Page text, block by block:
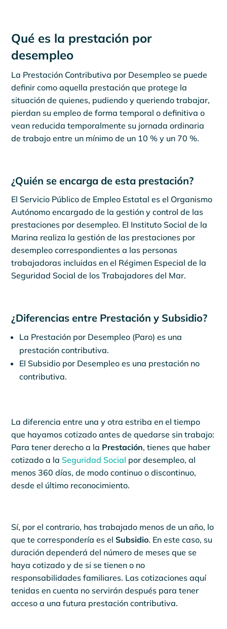
Qué es la prestación por
desempleo
La Prestación Contributiva por Desempleo se puede
definir como aquella prestación que protege la
situación de quienes, pudiendo y queriendo trabajar,
pierdan su empleo de forma temporal o definitiva o
vean reducida temporalmente su jornada ordinaria
de trabajo entre un mínimo de un 10 % y un 70 %.
¿Quién se encarga de esta prestación?
El Servicio Público de Empleo Estatal es el Organismo
Autónomo encargado de la gestión y control de las
prestaciones por desempleo. El Instituto Social de la
Marina realiza la gestión de las prestaciones por
desempleo correspondientes a las personas
trabajadoras incluidas en el Régimen Especial de la
Seguridad Social de los Trabajadores del Mar.
¿Diferencias entre Prestación y Subsidio?
La Prestación por Desempleo (Paro) es una
prestación contributiva.
El Subsidio por Desempleo es una prestación no
contributiva.
La diferencia entre una y otra estriba en el tiempo
que hayamos cotizado antes de quedarse sin trabajo:
Para tener derecho a la Prestación, tienes que haber
cotizado a la Seguridad Social por desempleo, al
menos 360 días, de modo continuo o discontinuo,
desde el último reconocimiento.
Sí, por el contrario, has trabajado menos de un año, lo
que te correspondería es el Subsidio. En este caso, su
duración dependerá del número de meses que se
haya cotizado y de si se tienen o no
responsabilidades familiares. Las cotizaciones aquí
tenidas en cuenta no servirán después para tener
acceso a una futura prestación contributiva.